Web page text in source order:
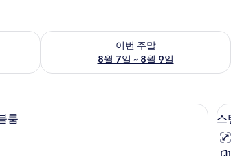
~ 8월 9일
이번 주말
8월 7일 ~ 8월 9일
이번 주말 예약 가능 여부 확인, 8월 7일
컴포트 침대, 책상 스탠다드 더블룸 | 이집트산 면 시트, 고
룸
스
탠
다
스